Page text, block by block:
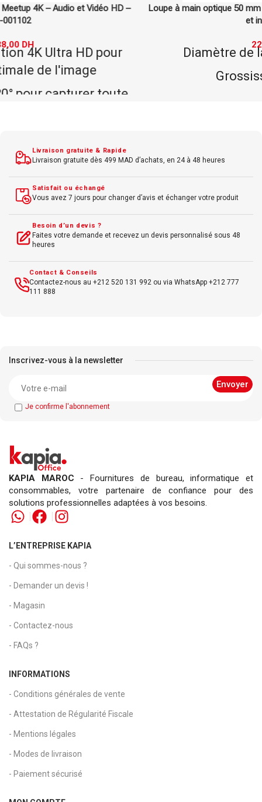
Loupe à main optique 50 mm – Loupe de précision pour lecture
Diamètre de la lentille : 50 mm
Grossissement : 6x
Type de lentille : Asphérique en PXM avec
Matériau du manche : Métal
Longueur totale : 130 mm
Poids : 89 g
Accessoire inclus : Étui en cuir
synthétique avec doublure douce
Livraison gratuite & Rapide
Livraison gratuite dès 499 MAD d’achats, en 24 à 48 heures
Satisfait ou échangé
Vous avez 7 jours pour changer d’avis et échanger votre produit
Besoin d’un devis ?
Faites votre demande et recevez un devis personnalisé sous 48
heures
Contact & Conseils
Contactez-nous au +212 520 131 992 ou via WhatsApp +212 777
111 888
Inscrivez-vous à la newsletter
Je confirme l'abonnement
KAPIA MAROC - Fournitures de bureau, informatique et
consommables, votre partenaire de confiance pour des
solutions professionnelles adaptées à vos besoins.
L’ENTREPRISE KAPIA
- Qui sommes-nous ?
- Demander un devis !
- Magasin
- Contactez-nous
- FAQs ?
INFORMATIONS
- Conditions générales de vente
- Attestation de Régularité Fiscale
- Mentions légales
- Modes de livraison
- Paiement sécurisé